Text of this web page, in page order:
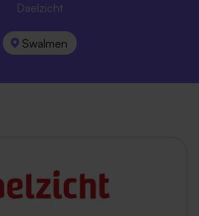
Daelzicht
Swalmen